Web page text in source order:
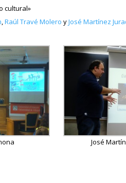
cultural»
,Raúl Travé Molero yJosé Martínez
José